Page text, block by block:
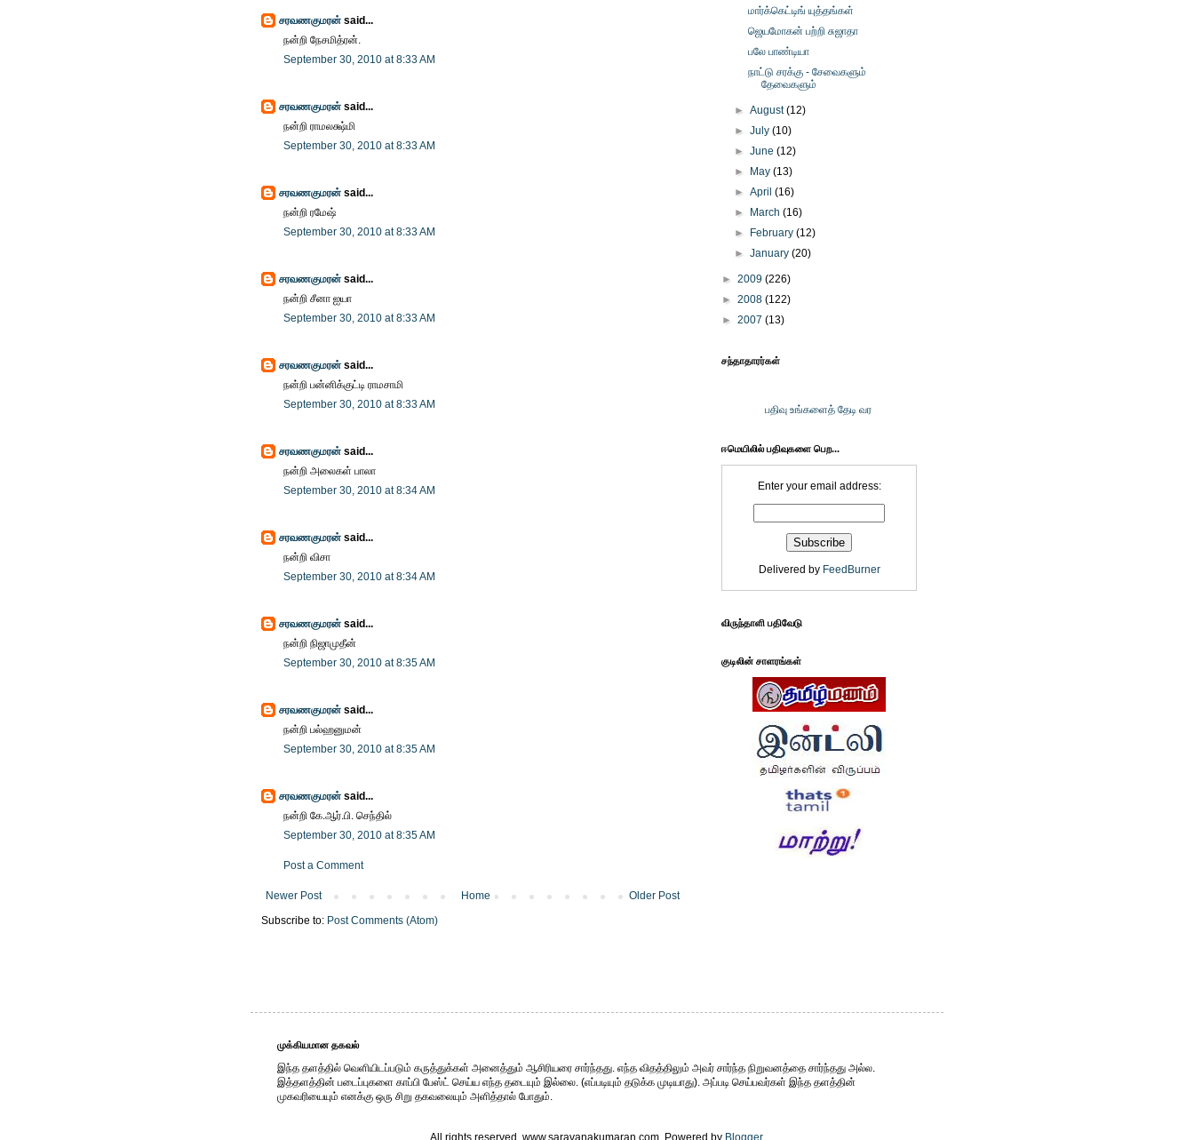
சரவணகுமரன் said...
நன்றி நேசமித்ரன்.
September 30, 2010 at 8:33 AM
சரவணகுமரன் said...
நன்றி ராமலக்ஷ்மி
September 30, 2010 at 8:33 AM
சரவணகுமரன் said...
நன்றி ரமேஷ்
September 30, 2010 at 8:33 AM
சரவணகுமரன் said...
நன்றி சீனா ஐயா
September 30, 2010 at 8:33 AM
சரவணகுமரன் said...
நன்றி பன்னிக்குட்டி ராமசாமி
September 30, 2010 at 8:33 AM
சரவணகுமரன் said...
நன்றி அலைகள் பாலா
September 30, 2010 at 8:34 AM
சரவணகுமரன் said...
நன்றி விசா
September 30, 2010 at 8:34 AM
சரவணகுமரன் said...
நன்றி நிஜாமுதீன்
September 30, 2010 at 8:35 AM
சரவணகுமரன் said...
நன்றி பல்ஹனுமன்
September 30, 2010 at 8:35 AM
சரவணகுமரன் said...
நன்றி கே.ஆர்.பி. செந்தில்
September 30, 2010 at 8:35 AM
Post a Comment
Newer Post Older Post
Home
Subscribe to: Post Comments (Atom)
மார்க்கெட்டிங் யுத்தங்கள்
ஜெயமோகன் பற்றி சுஜாதா
பலே பாண்டியா
நாட்டு சரக்கு - சேவைகளும்
தேவைகளும்
►August(12)
►July(10)
►June(12)
►
May(13)
►April(16)
►
March(16)
►
February(12)
►January(20)
► 2009 (226)
► 2008 (122)
► 2007 (13)
சந்தாதாரர்கள்
பதிவு உங்களைத் தேடி வர
ஈமெயிலில் பதிவுகளை பெற...
Enter your email address:
Delivered by FeedBurner
விருந்தாளி பதிவேடு
குடிலின் சாளரங்கள்
முக்கியமான தகவல்
இந்த தளத்தில் வெளியிடப்படும் கருத்துக்கள் அனைத்தும் ஆசிரியரை சார்ந்தது. எந்த விதத்திலும் அவர் சார்ந்த நிறுவனத்தை சார்ந்தது அல்ல.
இத்தளத்தின் படைப்புகளை காப்பி பேஸ்ட் செய்ய எந்த தடையும் இல்லை. (எப்படியும் தடுக்க முடியாது). அப்படி செய்பவர்கள் இந்த தளத்தின்
முகவரியையும் எனக்கு ஒரு சிறு தகவலையும் அளித்தால் போதும்.
All rights reserved. www.saravanakumaran.com. Powered by Blogger.